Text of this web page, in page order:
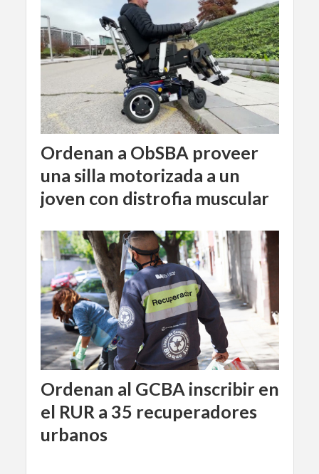
Ordenan a ObSBA proveer
una silla motorizada a un
joven con distrofia muscular
Ordenan al GCBA inscribir en
el RUR a 35 recuperadores
urbanos